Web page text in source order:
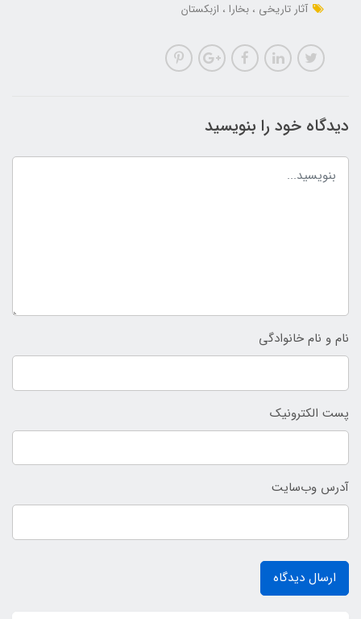
آثار تاریخی
بخارا ازبکستان
دیدگاه خود را بنویسید
نام و نام خانوادگی
پست الکترونیک
آدرس وب‌سایت
ارسال دیدگاه